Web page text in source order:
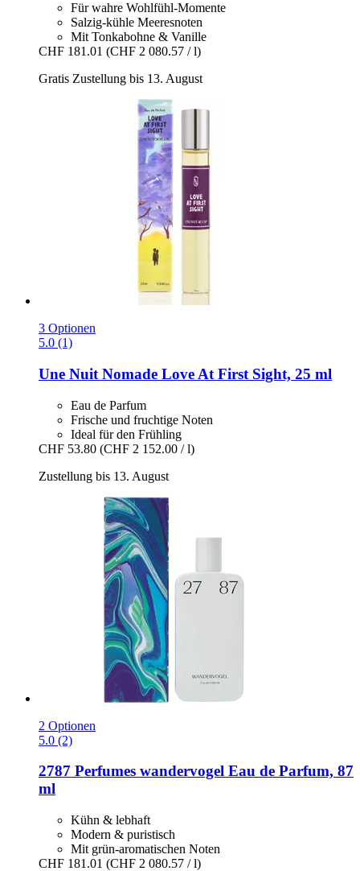
Für wahre Wohlfühl-Momente
Salzig-kühle Meeresnoten
Mit Tonkabohne & Vanille
CHF 181.01 (CHF 2 080.57 / l)
Gratis Zustellung bis 13. August
3 Optionen
5.0 (1)
Une Nuit Nomade Love At First Sight, 25 ml
Eau de Parfum
Frische und fruchtige Noten
Ideal für den Frühling
CHF 53.80 (CHF 2 152.00 / l)
Zustellung bis 13. August
2 Optionen
5.0 (2)
2787 Perfumes wandervogel Eau de Parfum, 87
ml
Kühn & lebhaft
Modern & puristisch
Mit grün-aromatischen Noten
CHF 181.01 (CHF 2 080.57 / l)